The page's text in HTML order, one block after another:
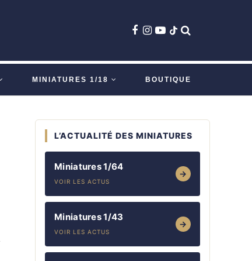
MINIATURES 1/18 BOUTIQUE
L’ACTUALITÉ DES MINIATURES
Miniatures 1/64
VOIR LES ACTUS
→
Miniatures 1/43
VOIR LES ACTUS
→